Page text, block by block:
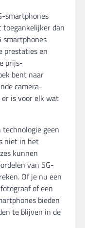
smartphones
dan
smartphones
prestaties en
prijs-
bent naar
camera-
is voor elk wat
geen
niet in het
kunnen
van 5G-
Of je nu een
of een
bieden
te blijven in de